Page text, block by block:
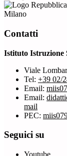
Milano
Contatti
Istituto Istruzione
Viale
Tel: +39 02/
Email:
Email:
mail
PEC:
Seguici su
Youtube